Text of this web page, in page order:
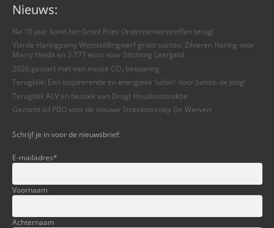
Nieuws:
Na 10 jaar komt het Groot Fries Ondernemerstreffen terug!
Vierde Haringparty Weststellingwerf groot succes: Zilveren Haring voor
Marry Heida en 3.777 euro voor Stichting Leergeld
2026 gestart met een mooie CO₂ besparing
Terugblik: Een inspirerende en energieke ‘safari’ door Jumbo de Jong!
Terugblik ALV en bezoek aan Dragt Houtkonstruktie
Gezocht lid PBO voor de nieuwe Streekomroep De Werven
Schrijf je in voor de nieuwsbrief:
E-mailadres*
Voornaam
Achternaam